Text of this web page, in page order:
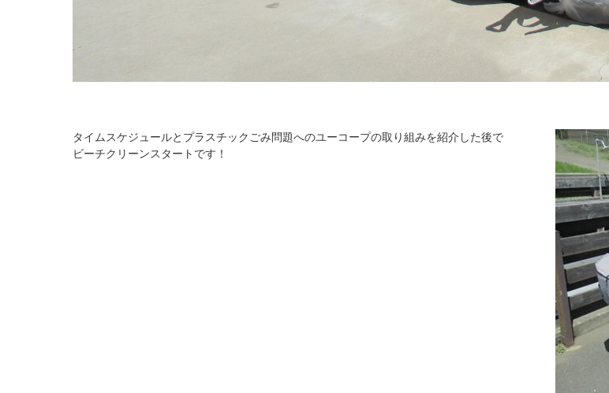
タイムスケジュールとプラスチックごみ問題へのユーコープの取り組みを紹介した後で
ビーチクリーンスタートです！